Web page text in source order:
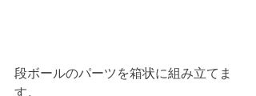
段ボールのパーツを箱状に組み立てま
す。